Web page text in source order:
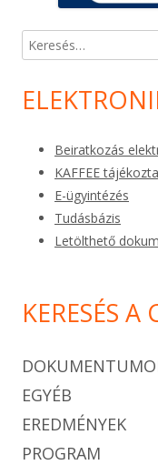
Keresés:
Beiratkozás
KAFFEE
E-ügyintézés
Tudásbázis
Letölthető
KERESÉS
EGYÉB
EREDMÉNYEK
PROGRAM